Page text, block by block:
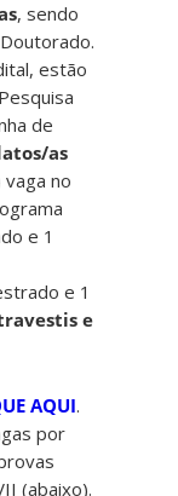
, sendo
estão
de
as
vaga no
e 1
e 1
e
AQUI.
por
(abaixo).